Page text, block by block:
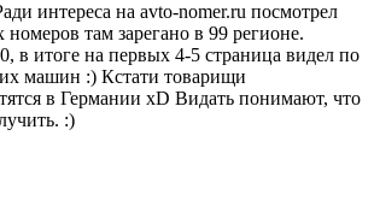
интереса на avto-nomer.ru посмотрел
там зарегано в 99 регионе.
в итоге на первых 4-5 страница видел по
машин :) Кстати товарищи
в Германии xD Видать понимают, что
:)